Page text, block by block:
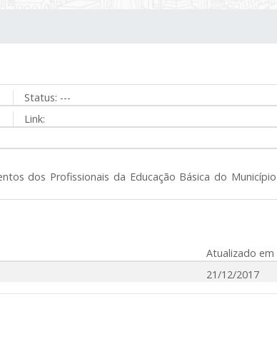
Status: ---
Link:
dos Profissionais da Educação Básica do
Atualizado em
21/12/2017